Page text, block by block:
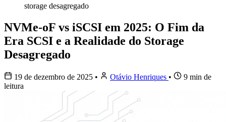
storage desagregado
NVMe-oF vs iSCSI em 2025: O Fim da
Era SCSI e a Realidade do Storage
Desagregado
19 de dezembro de 2025 • Otávio Henriques •
9 min de
leitura